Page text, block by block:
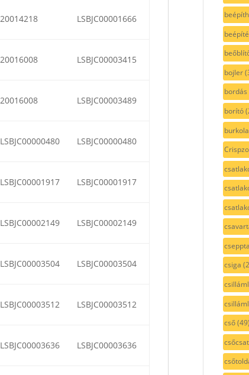
20014218 LSBJC00001666
20016008 LSBJC00003415
20016008 LSBJC00003489
LSBJC00000480 LSBJC00000480
LSBJC00001917 LSBJC00001917
LSBJC00002149 LSBJC00002149
LSBJC00003504 LSBJC00003504
LSBJC00003512 LSBJC00003512
LSBJC00003636 LSBJC00003636
bojler
bordás
borító
csiga
cső(49)